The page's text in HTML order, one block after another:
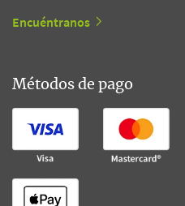
Encuéntranos
Métodos de pago